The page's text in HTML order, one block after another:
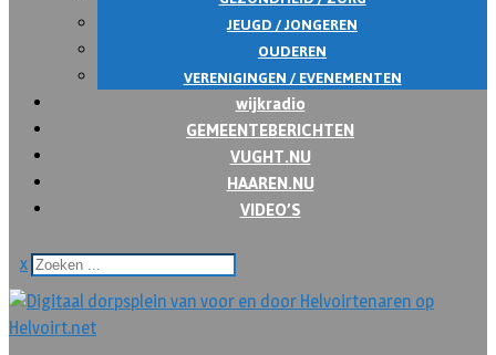
JEUGD / JONGEREN
OUDEREN
VERENIGINGEN / EVENEMENTEN
wijkradio
GEMEENTEBERICHTEN
VUGHT.NU
HAAREN.NU
VIDEO’S
x